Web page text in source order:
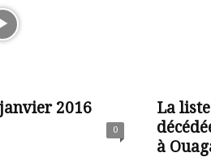
2016
0
La
à